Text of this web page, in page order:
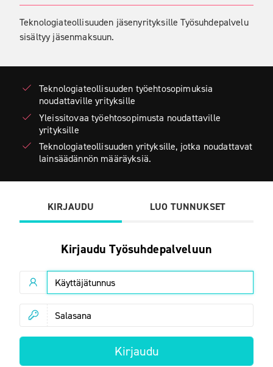
Teknologiateollisuuden jäsenyrityksille Työsuhdepalvelu
sisältyy jäsenmaksuun.
Teknologiateollisuuden työehtosopimuksia
noudattaville yrityksille
Yleissitovaa työehtosopimusta noudattaville
yrityksille
Teknologiateollisuuden yrityksille, jotka noudattavat
lainsäädännön määräyksiä.
KIRJAUDU LUO TUNNUKSET
Kirjaudu Työsuhdepalveluun
Käyttäjätunnus:
Salasana: